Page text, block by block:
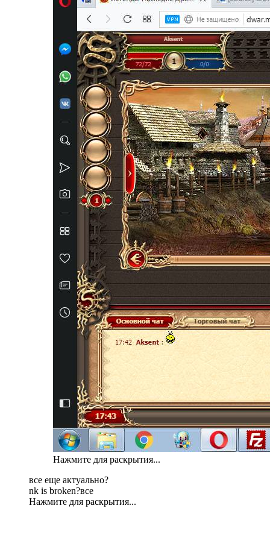
Нажмите для раскрытия...
все еще актуально?
nk is broken?все
Нажмите для раскрытия...